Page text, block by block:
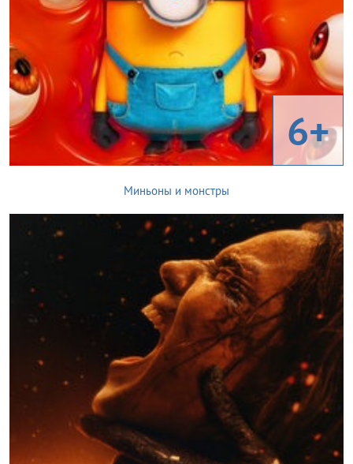
6+
Миньоны и монстры